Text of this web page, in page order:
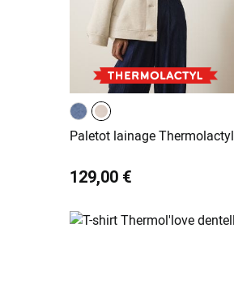
Paletot lainage Thermolactyl
129,00 €